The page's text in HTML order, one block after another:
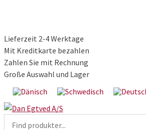
Lieferzeit 2-4 Werktage
Mit Kreditkarte bezahlen
Zahlen Sie mit Rechnung
Große Auswahl und Lager